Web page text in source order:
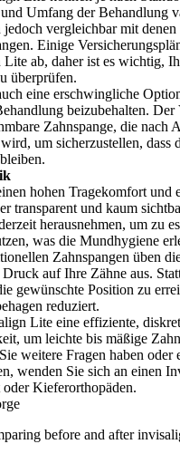
Umfang der Behandlung
vergleichbar mit denen
Einige
ab, daher ist es wichtig,
überprüfen.
eine erschwingliche
beizubehalten. Der
Zahnspange, die nach
um sicherzustellen, dass
hohen Tragekomfort und
transparent und kaum
herausnehmen, um zu
was die Mundhygiene
Zahnspangen üben
auf Ihre Zähne aus.
gewünschte Position zu
reduziert.
Lite eine effiziente,
um leichte bis mäßige
weitere Fragen haben oder
wenden Sie sich an einen
Kieferorthopäden.